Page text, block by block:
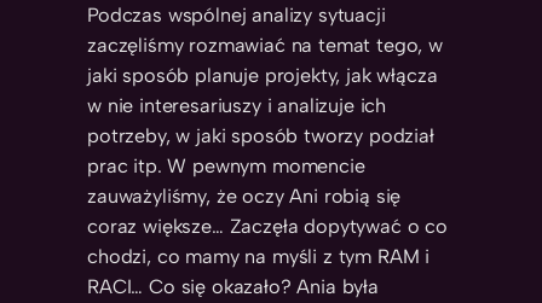
Podczas wspólnej analizy sytuacji
zaczęliśmy rozmawiać na temat tego, w
jaki sposób planuje projekty, jak włącza
w nie interesariuszy i analizuje ich
potrzeby, w jaki sposób tworzy podział
prac itp. W pewnym momencie
zauważyliśmy, że oczy Ani robią się
coraz większe… Zaczęła dopytywać o co
chodzi, co mamy na myśli z tym RAM i
RACI… Co się okazało? Ania była